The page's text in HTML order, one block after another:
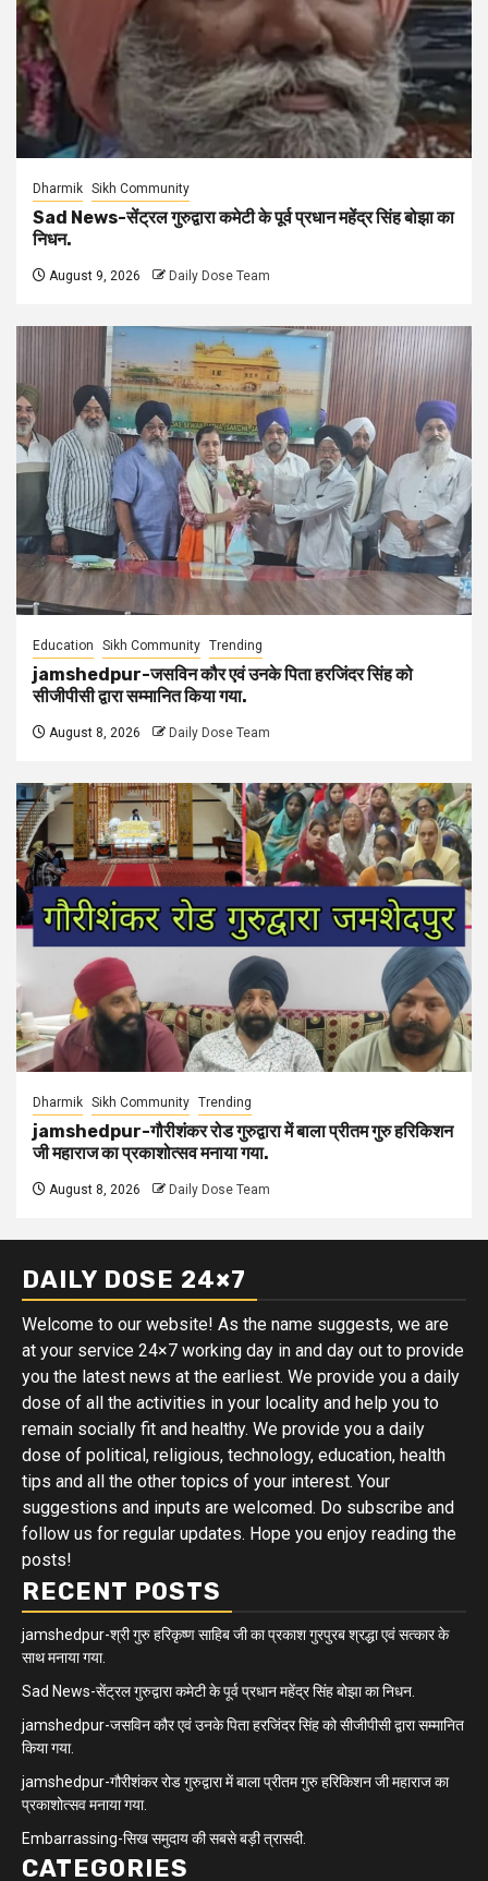
Dharmik Sikh Community
Sad News-सेंट्रल गुरुद्वारा कमेटी के पूर्व प्रधान महेंद्र सिंह बोझा का
निधन.
August 9, 2026 Daily Dose Team
Education Sikh Community Trending
jamshedpur-जसविन कौर एवं उनके पिता हरजिंदर सिंह को
सीजीपीसी द्वारा सम्मानित किया गया.
August 8, 2026 Daily Dose Team
Dharmik Sikh Community Trending
jamshedpur-गौरीशंकर रोड गुरुद्वारा में बाला प्रीतम गुरु हरिकिशन
जी महाराज का प्रकाशोत्सव मनाया गया.
August 8, 2026 Daily Dose Team
DAILY DOSE 24×7
Welcome to our website! As the name suggests, we are
at your service 24×7 working day in and day out to provide
you the latest news at the earliest. We provide you a daily
dose of all the activities in your locality and help you to
remain socially fit and healthy. We provide you a daily
dose of political, religious, technology, education, health
tips and all the other topics of your interest. Your
suggestions and inputs are welcomed. Do subscribe and
follow us for regular updates. Hope you enjoy reading the
posts!
RECENT POSTS
jamshedpur-श्री गुरु हरिकृष्ण साहिब जी का प्रकाश गुरपुरब श्रद्धा एवं सत्कार के
साथ मनाया गया.
Sad News-सेंट्रल गुरुद्वारा कमेटी के पूर्व प्रधान महेंद्र सिंह बोझा का निधन.
jamshedpur-जसविन कौर एवं उनके पिता हरजिंदर सिंह को सीजीपीसी द्वारा सम्मानित
किया गया.
jamshedpur-गौरीशंकर रोड गुरुद्वारा में बाला प्रीतम गुरु हरिकिशन जी महाराज का
प्रकाशोत्सव मनाया गया.
Embarrassing-सिख समुदाय की सबसे बड़ी त्रासदी.
CATEGORIES